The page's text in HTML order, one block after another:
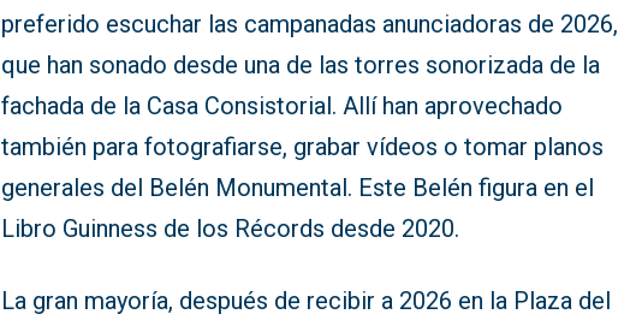
preferido escuchar las campanadas anunciadoras de 2026,
que han sonado desde una de las torres sonorizada de la
fachada de la Casa Consistorial. Allí han aprovechado
también para fotografiarse, grabar vídeos o tomar planos
generales del Belén Monumental. Este Belén figura en el
Libro Guinness de los Récords desde 2020.
La gran mayoría, después de recibir a 2026 en la Plaza del